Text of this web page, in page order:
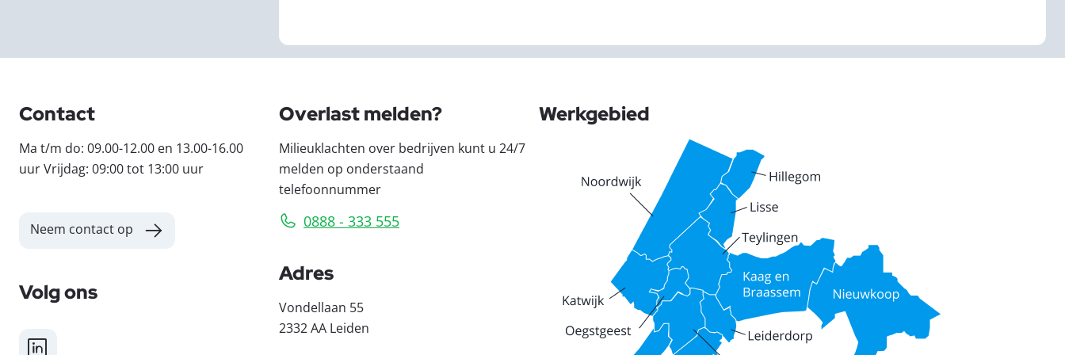
Contact
Ma t/m do: 09.00-12.00 en 13.00-16.00
uur Vrijdag: 09:00 tot 13:00 uur
Neem contact op
Volg ons
LinkedIn
Overlast melden?
Milieuklachten over bedrijven kunt u 24/7
melden op onderstaand
telefoonnummer
0888 - 333 555
Adres
Vondellaan 55
2332 AA Leiden
Werkgebied